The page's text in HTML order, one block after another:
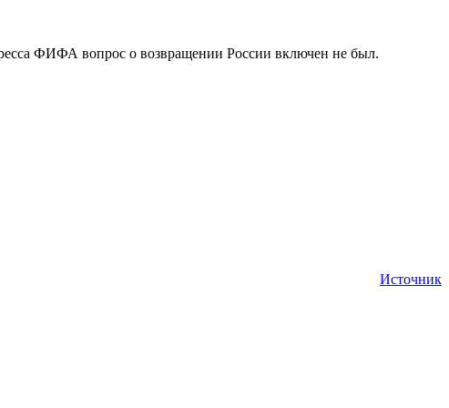
ФИФА вопрос о возвращении России включен не был.
Источник